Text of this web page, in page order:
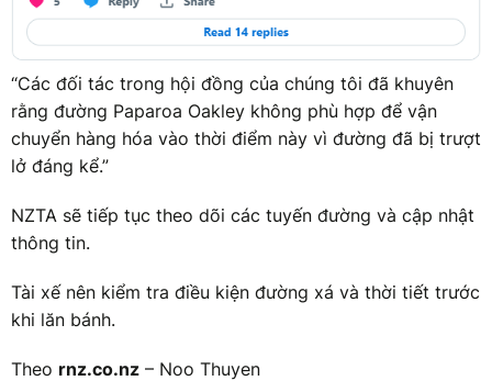
“Các đối tác trong hội đồng của chúng tôi đã khuyên
rằng đường Paparoa Oakley không phù hợp để vận
chuyển hàng hóa vào thời điểm này vì đường đã bị trượt
lở đáng kể.”
NZTA sẽ tiếp tục theo dõi các tuyến đường và cập nhật
thông tin.
Tài xế nên kiểm tra điều kiện đường xá và thời tiết trước
khi lăn bánh.
Theo rnz.co.nz – Noo Thuyen